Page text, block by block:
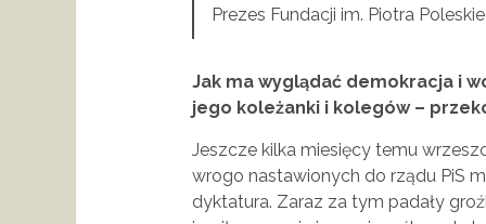
Prezes Fundacji im. Piotra
Jak ma wyglądać demokracja i
jego koleżanki i kolegów –
Jeszcze kilka miesięcy temu
wrogo nastawionych do rządu PiS
dyktatura. Zaraz za tym padały